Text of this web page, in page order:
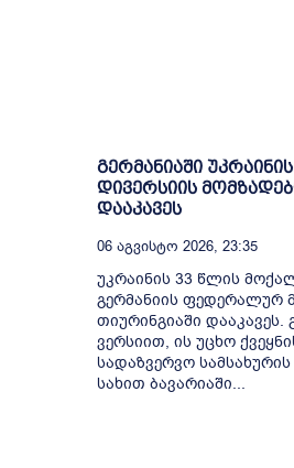
გერმანიაში
დივერსიის
დააკავეს
06 Აგვისტო 2026, 23:35
უკრაინის 33 წლის
გერმანიის ფედერალურ
თიურინგიაში დააკავეს.
ვერსიით, ის უცხო
სადაზვერვო სამსახურის
სახით ბავარიაში...